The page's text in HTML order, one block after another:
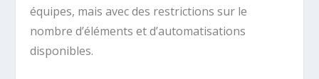
équipes, mais avec des restrictions sur le
nombre d’éléments et d’automatisations
disponibles.